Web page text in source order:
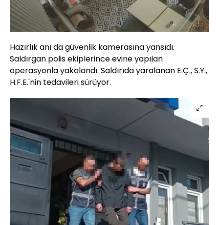
Hazırlık anı da güvenlik kamerasına yansıdı.
Saldırgan polis ekiplerince evine yapılan
operasyonla yakalandı. Saldırıda yaralanan E.Ç., S.Y.,
H.F.E.'nin tedavileri sürüyor.